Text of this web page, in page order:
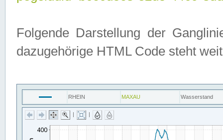
Folgende Darstellung der
dazugehörige HTML Code steht